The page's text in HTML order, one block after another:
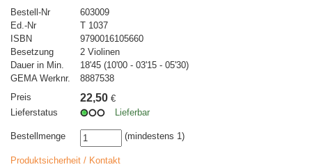
Bestell-Nr
603009
Ed.-Nr
T 1037
ISBN
9790016105660
Besetzung
2 Violinen
Dauer in Min.
18'45 (10'00 - 03'15 - 05'30)
GEMA Werknr.
8887538
Preis
22,50 €
Lieferstatus
Lieferbar
Bestellmenge (mindestens 1)
Produktsicherheit / Kontakt